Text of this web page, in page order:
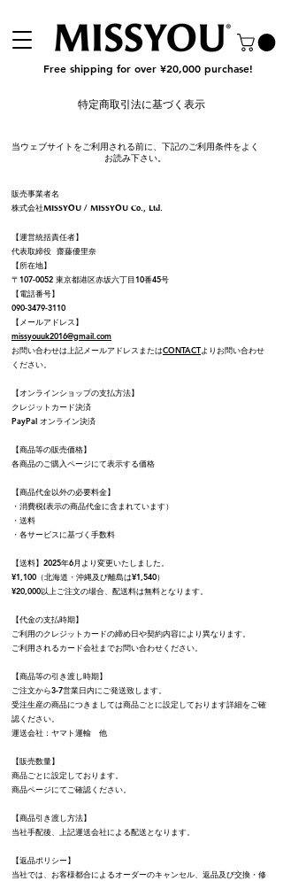
Free shipping for over ¥20,000 purchase!
特定商取引法に基づく表示
当ウェブサイトをご利用される前に、下記のご利用条件をよく
お読み下さい。
販売事業者名
株式会社MISSYOU / MISSYOU Co., Ltd.
【運営統括責任者】
代表取締役 齋藤優里奈
【所在地】
〒107-0052 東京都港区赤坂六丁目10番45号
【電話番号】
090-3479-3110
【メールアドレス】
missyouuk2016@gmail.com
お問い合わせは上記メールアドレスまたはCONTACTよりお問い合わせ
ください。​
【オンラインショップの支払方法】
クレジットカード決済
PayPal オンライン決済
【商品等の販売価格】
各商品のご購入ページにて表示する価格
【商品代金以外の必要料金】
・消費税(表示の商品代金に含まれています）
・送料
・各サービスに基づく手数料
【送料】2025年6月より変更いたしました。
¥1,100（北海道・沖縄及び離島は¥1,540）
¥20,000以上ご注文の場合、配送料は無料となります。
【代金の支払時期】
ご利用のクレジットカードの締め日や契約内容により異なります。
ご利用されるカード会社までお問い合わせください。
【商品等の引き渡し時期】
ご注文から3-7営業日内にご発送致します。
受注生産の商品につきましては商品ごとに設定しております詳細をご確
認ください。
運送会社：ヤマト運輸 他
【販売数量】
商品ごとに設定しております。
商品ページにてご確認ください。
【商品引き渡し方法】
当社手配後、上記運送会社による配送となります。
【返品ポリシー】
当社では、お客様都合によるオーダーのキャンセル、返品及び交換・修